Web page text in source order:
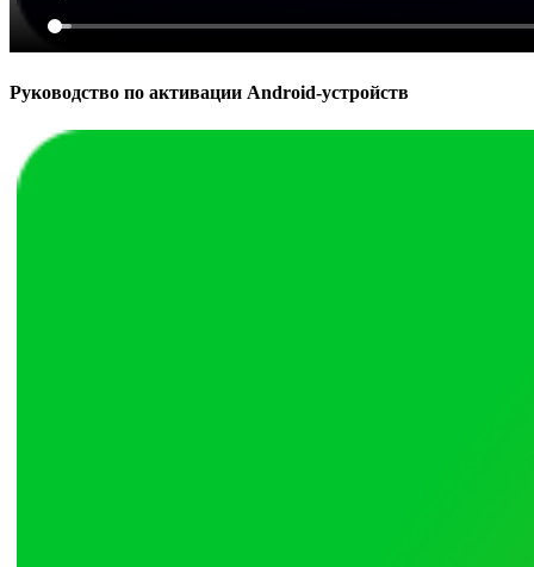
Руководство по активации Android-устройств